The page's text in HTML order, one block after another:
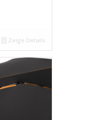
Zeige Details